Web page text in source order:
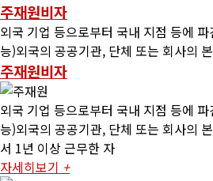
주재원비자
외국 기업 등으로부터 국내 지점 등에
능)외국의 공공기관, 단체 또는 회사의
주재원비자
외국 기업 등으로부터 국내 지점 등에
능)외국의 공공기관, 단체 또는 회사의
서 1년 이상 근무한 자
자세히보기 +